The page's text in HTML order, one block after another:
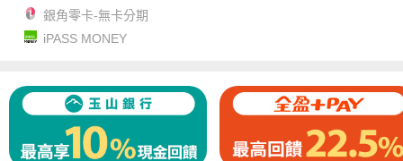
銀角零卡-無卡分期
iPASS MONEY